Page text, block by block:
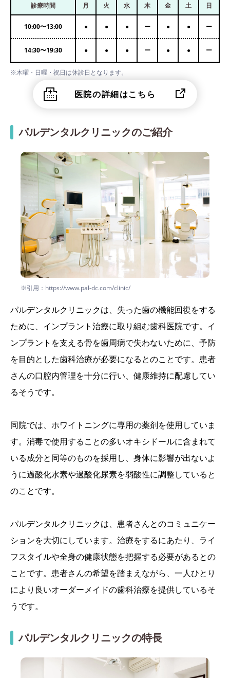
診療時間 月 火 水 木 金 土 日
10:00〜13:00 ● ● ● ー ● ● ー
14:30〜19:30 ● ● ● ー ● ● ー
※木曜・日曜・祝日は休診日となります。
医院の詳細はこちら
パルデンタルクリニックのご紹介
※引用：https://www.pal-dc.com/clinic/
パルデンタルクリニックは、失った歯の機能回復をする
ために、インプラント治療に取り組む歯科医院です。イ
ンプラントを支える骨を歯周病で失わないために、予防
を目的とした歯科治療が必要になるとのことです。患者
さんの口腔内管理を十分に行い、健康維持に配慮してい
るそうです。
同院では、ホワイトニングに専用の薬剤を使用していま
す。消毒で使用することの多いオキシドールに含まれて
いる成分と同等のものを採用し、身体に影響が出ないよ
うに過酸化水素や過酸化尿素を弱酸性に調整していると
のことです。
パルデンタルクリニックは、患者さんとのコミュニケー
ションを大切にしています。治療をするにあたり、ライ
フスタイルや全身の健康状態を把握する必要があるとの
ことです。患者さんの希望を踏まえながら、一人ひとり
により良いオーダーメイドの歯科治療を提供しているそ
うです。
パルデンタルクリニックの特長